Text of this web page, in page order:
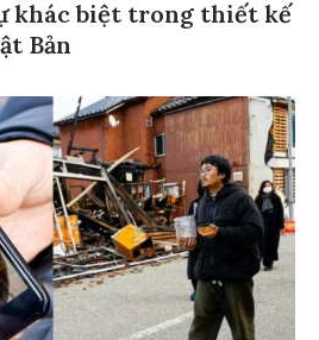
khác biệt trong thiết kế
Bản